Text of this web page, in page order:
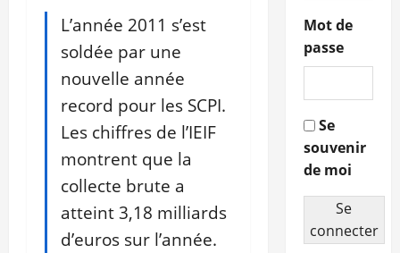
L’année 2011 s’est
soldée par une
nouvelle année
record pour les SCPI.
Les chiffres de l’IEIF
montrent que la
collecte brute a
atteint 3,18 milliards
d’euros sur l’année.
Mot de
passe
Se
souvenir
de moi
Se
connecter